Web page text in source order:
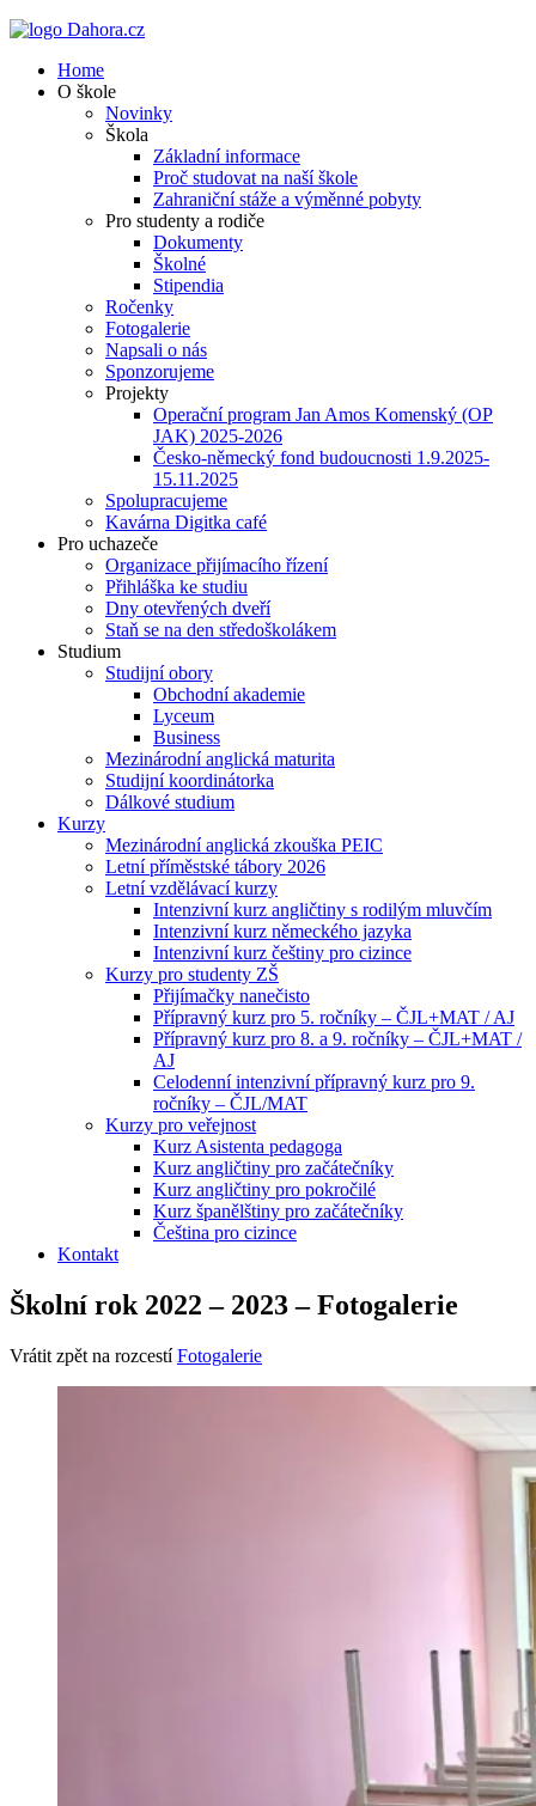
Home
O škole
Novinky
Škola
Základní informace
Proč studovat na naší škole
Zahraniční stáže a výměnné pobyty
Pro studenty a rodiče
Dokumenty
Školné
Stipendia
Ročenky
Fotogalerie
Napsali o nás
Sponzorujeme
Projekty
Operační program Jan Amos Komenský (OP
JAK) 2025-2026
Česko-německý fond budoucnosti 1.9.2025-
15.11.2025
Spolupracujeme
Kavárna Digitka café
Pro uchazeče
Organizace přijímacího řízení
Přihláška ke studiu
Dny otevřených dveří
Staň se na den středoškolákem
Studium
Studijní obory
Obchodní akademie
Lyceum
Business
Mezinárodní anglická maturita
Studijní koordinátorka
Dálkové studium
Kurzy
Mezinárodní anglická zkouška PEIC
Letní příměstské tábory 2026
Letní vzdělávací kurzy
Intenzivní kurz angličtiny s rodilým mluvčím
Intenzivní kurz německého jazyka
Intenzivní kurz češtiny pro cizince
Kurzy pro studenty ZŠ
Přijímačky nanečisto
Přípravný kurz pro 5. ročníky – ČJL+MAT / AJ
Přípravný kurz pro 8. a 9. ročníky – ČJL+MAT /
AJ
Celodenní intenzivní přípravný kurz pro 9.
ročníky – ČJL/MAT
Kurzy pro veřejnost
Kurz Asistenta pedagoga
Kurz angličtiny pro začátečníky
Kurz angličtiny pro pokročilé
Kurz španělštiny pro začátečníky
Čeština pro cizince
Kontakt
Školní rok 2022 – 2023 – Fotogalerie
Vrátit zpět na rozcestíFotogalerie